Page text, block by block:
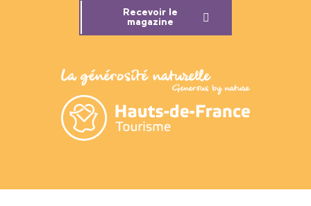
Recevoir le
magazine